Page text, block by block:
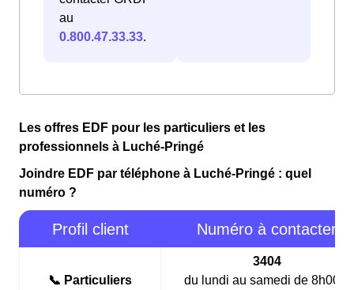
au
0.800.47.33.33.
Les offres EDF pour les particuliers et les
professionnels à Luché-Pringé
Joindre EDF par téléphone à Luché-Pringé : quel
numéro ?
Profil client Numéro à contacter
📞 Particuliers
3404
du lundi au samedi de 8h00 à